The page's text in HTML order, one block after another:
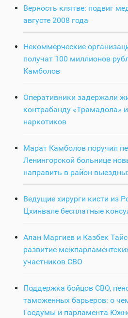
Верность клятве: подвиг
августе 2008 года
Некоммерческие
получат 100 миллионов
Камболов
Оперативники задержали
контрабанду «Трамадола»
наркотиков
Марат Камболов поручил
Ленингорской больнице
направить в район
Ведущие хирурги кисти из
Цхинвале бесплатные
Алан Маргиев и Казбек
развитие
участников СВО
Поддержка бойцов СВО,
таможенных барьеров: о
Госдумы и парламента